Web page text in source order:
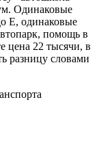
Одинаковые
Е, одинаковые
помощь в
цена 22 тысячи, в
разницу словами